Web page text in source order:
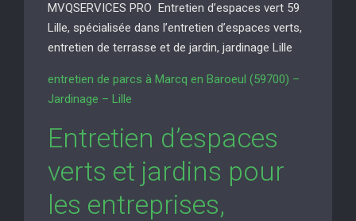
MVQSERVICES PRO Entretien d’espaces vert 59
Lille, spécialisée dans l’entretien d’espaces verts,
entretien de terrasse et de jardin, jardinage Lille
entretien de parcs à Marcq en Baroeul (59700) –
Jardinage – Lille
Entretien d’espaces
verts et jardins pour
les entreprises,